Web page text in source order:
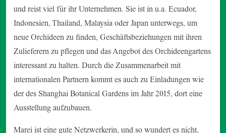
und reist viel für ihr Unternehmen. Sie ist in u.a. Ecuador,
Indonesien, Thailand, Malaysia oder Japan unterwegs, um
neue Orchideen zu finden, Geschäftsbeziehungen mit ihren
Zulieferern zu pflegen und das Angebot des Orchideengartens
interessant zu halten. Durch die Zusammenarbeit mit
internationalen Partnern kommt es auch zu Einladungen wie
der des Shanghai Botanical Gardens im Jahr 2015, dort eine
Ausstellung aufzubauen.
Marei ist eine gute Netzwerkerin, und so wundert es nicht,